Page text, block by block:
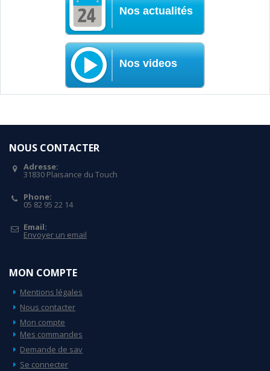
Nos actualités
Nos videos
NOUS CONTACTER
Adresse:
31830 Plaisance du Touch
Phone:
05 82 95 22 14
Email:
Envoyer un email
MON COMPTE
Mentions légales
Nous contacter
Mon compte
Mes commandes
Demande de sav
Se connecter